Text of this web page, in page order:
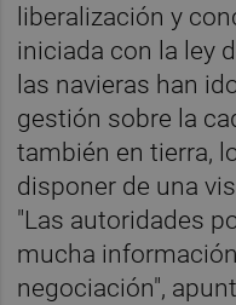
liberalización y
iniciada con la ley
las navieras han
gestión sobre la
también en tierra,
disponer de una
"Las autoridades
mucha
negociación",